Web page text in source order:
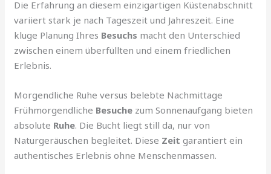
Die Erfahrung an diesem einzigartigen Küstenabschnitt
variiert stark je nach Tageszeit und Jahreszeit. Eine
kluge Planung Ihres Besuchs macht den Unterschied
zwischen einem überfüllten und einem friedlichen
Erlebnis.
Morgendliche Ruhe versus belebte Nachmittage
Frühmorgendliche Besuche zum Sonnenaufgang bieten
absolute Ruhe. Die Bucht liegt still da, nur von
Naturgeräuschen begleitet. Diese Zeit garantiert ein
authentisches Erlebnis ohne Menschenmassen.